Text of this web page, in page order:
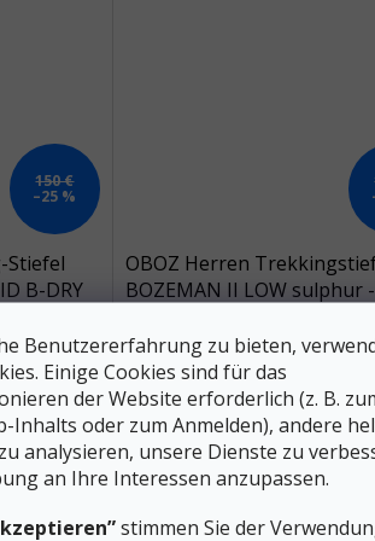
Benutzererfahrung zu bieten,
Einige Cookies sind für das
der Website erforderlich (z. B.
Inhalts oder zum Anmelden), andere
analysieren, unsere Dienste zu
an Ihre Interessen anzupassen.
stimmen Sie der
150 €
–25 %
Stiefel
B-DRY
Auf Lager
DETAIL
DRY-
allen
Vibram-
OBOZ Herren
BOZEMAN II LOW sulphur
105 €
Niedrige Herren-Wanderschuhe
Bozeman II Low mit
Zwischensohle und Trail Tread